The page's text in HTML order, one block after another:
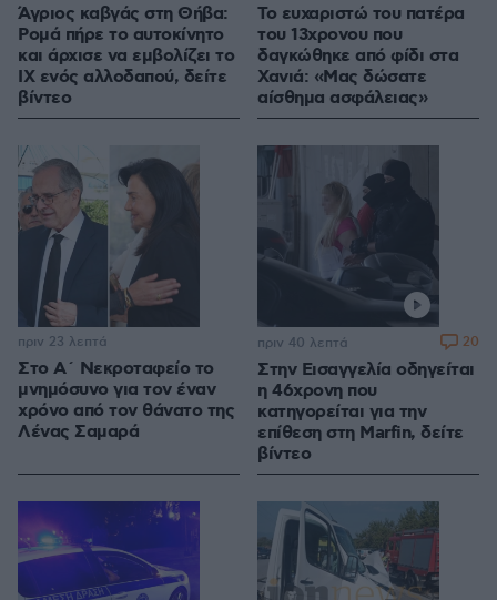
Άγριος καβγάς στη Θήβα:
Ρομά πήρε το αυτοκίνητο
και άρχισε να εμβολίζει το
ΙΧ ενός αλλοδαπού, δείτε
βίντεο
Το ευχαριστώ του πατέρα
του 13χρονου που
δαγκώθηκε από φίδι στα
Χανιά: «Μας δώσατε
αίσθημα ασφάλειας»
Στο Α΄ Νεκροταφείο το
μνημόσυνο για τον έναν
χρόνο από τον θάνατο της
Λένας Σαμαρά
πριν 23 λεπτά
Στην Εισαγγελία οδηγείται
η 46χρονη που
κατηγορείται για την
επίθεση στη Marfin, δείτε
βίντεο
πριν 40 λεπτά 20